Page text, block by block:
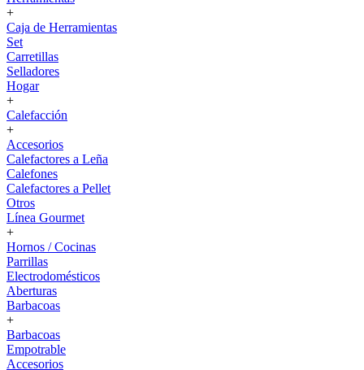
+
Caja de Herramientas
Set
Carretillas
Selladores
Hogar
+
Calefacción
+
Accesorios
Calefactores a Leña
Calefones
Calefactores a Pellet
Otros
Línea Gourmet
+
Hornos / Cocinas
Parrillas
Electrodomésticos
Aberturas
Barbacoas
+
Barbacoas
Empotrable
Accesorios